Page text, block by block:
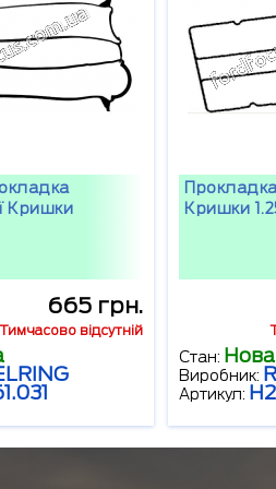
Кришки
665 грн.
Тимчасово відсутній
Кришки
Стан: Нова
Виробник:
Артикул: